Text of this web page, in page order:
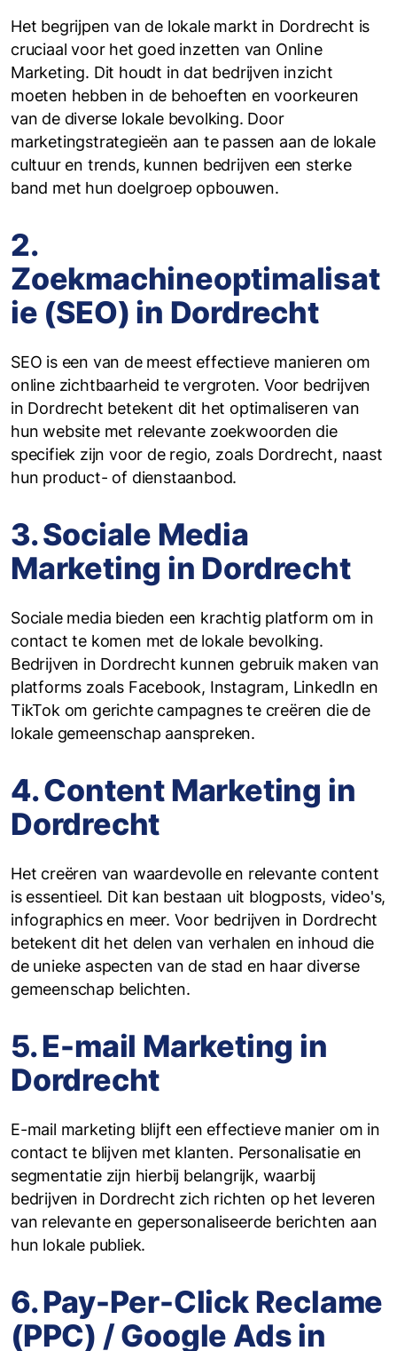
Het begrijpen van de lokale markt in Dordrecht is
cruciaal voor het goed inzetten van Online
Marketing. Dit houdt in dat bedrijven inzicht
moeten hebben in de behoeften en voorkeuren
van de diverse lokale bevolking. Door
marketingstrategieën aan te passen aan de lokale
cultuur en trends, kunnen bedrijven een sterke
band met hun doelgroep opbouwen.
2.
Zoekmachineoptimalisat
ie (SEO) in Dordrecht
SEO is een van de meest effectieve manieren om
online zichtbaarheid te vergroten. Voor bedrijven
in Dordrecht betekent dit het optimaliseren van
hun website met relevante zoekwoorden die
specifiek zijn voor de regio, zoals Dordrecht, naast
hun product- of dienstaanbod.
3. Sociale Media
Marketing in Dordrecht
Sociale media bieden een krachtig platform om in
contact te komen met de lokale bevolking.
Bedrijven in Dordrecht kunnen gebruik maken van
platforms zoals Facebook, Instagram, LinkedIn en
TikTok om gerichte campagnes te creëren die de
lokale gemeenschap aanspreken.
4. Content Marketing in
Dordrecht
Het creëren van waardevolle en relevante content
is essentieel. Dit kan bestaan uit blogposts, video's,
infographics en meer. Voor bedrijven in Dordrecht
betekent dit het delen van verhalen en inhoud die
de unieke aspecten van de stad en haar diverse
gemeenschap belichten.
5. E-mail Marketing in
Dordrecht
E-mail marketing blijft een effectieve manier om in
contact te blijven met klanten. Personalisatie en
segmentatie zijn hierbij belangrijk, waarbij
bedrijven in Dordrecht zich richten op het leveren
van relevante en gepersonaliseerde berichten aan
hun lokale publiek.
6. Pay-Per-Click Reclame
(PPC) / Google Ads in